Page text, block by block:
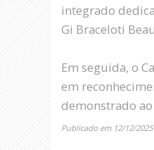
integrado
Gi Braceloti
Em seguida, o
em
demonstrado
Publicado em 12/12/